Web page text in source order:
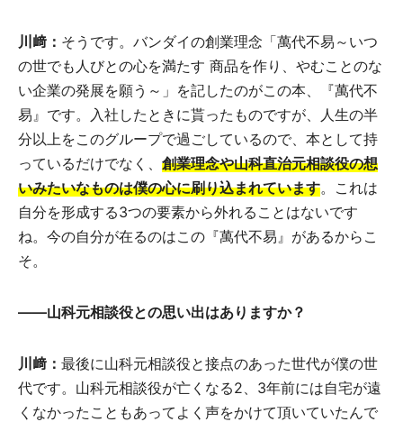
川﨑： そうです。バンダイの創業理念「萬代不易～いつ
の世でも人びとの心を満たす 商品を作り、やむことのな
い企業の発展を願う～」を記したのがこの本、『萬代不
易』です。入社したときに貰ったものですが、人生の半
分以上をこのグループで過ごしているので、本として持
っているだけでなく、 創業理念や山科直治元相談役の想
いみたいなものは僕の心に刷り込まれています。これは
自分を形成する3つの要素から外れることはないです
ね。今の自分が在るのはこの『萬代不易』があるからこ
そ。
――山科元相談役との思い出はありますか？
川﨑： 最後に山科元相談役と接点のあった世代が僕の世
代です。山科元相談役が亡くなる2、3年前には自宅が遠
くなかったこともあってよく声をかけて頂いていたんで